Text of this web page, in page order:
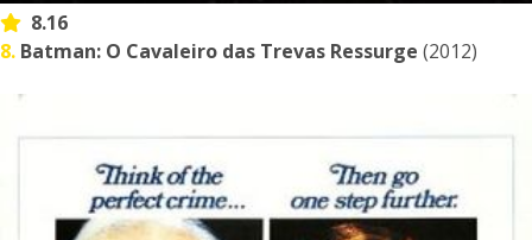
8.16
8. Batman: O Cavaleiro das Trevas Ressurge (2012)